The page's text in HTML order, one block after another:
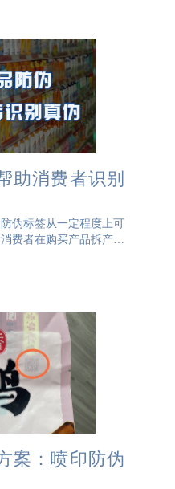
助消费者识别
伪标签从一定程度上可
费者在购买产品拆产品
签的美观度、质量、防
案：喷印防伪